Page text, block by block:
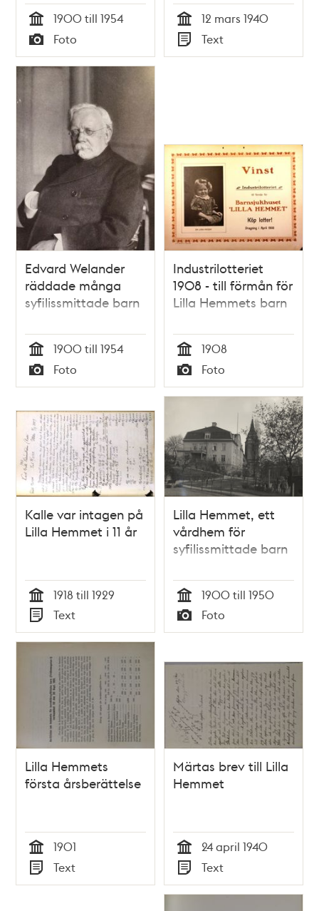
Tid
1900 till 1954
Typ
Foto Tid
12 mars 1940
Typ
Text
Edvard Welander
räddade många
syfilissmittade barn
Tid
1900 till 1954
Typ
Foto
Industrilotteriet
1908 - till förmån för
Lilla Hemmets barn
Tid
1908
Typ
Foto
Kalle var intagen på
Lilla Hemmet i 11 år
Tid
1918 till 1929
Typ
Text
Lilla Hemmet, ett
vårdhem för
syfilissmittade barn
Tid
1900 till 1950
Typ
Foto
Lilla Hemmets
första årsberättelse
Tid
1901
Typ
Text
Märtas brev till Lilla
Hemmet
Tid
24 april 1940
Typ
Text